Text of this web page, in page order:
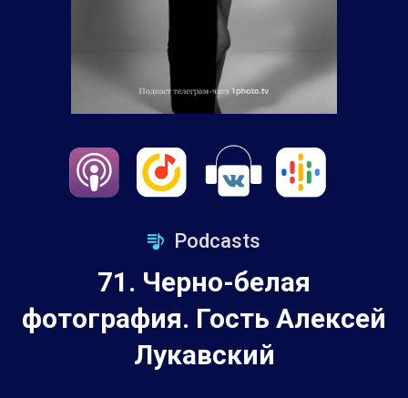
Podcasts
71. Черно-белая
фотография. Гость Алексей
Лукавский